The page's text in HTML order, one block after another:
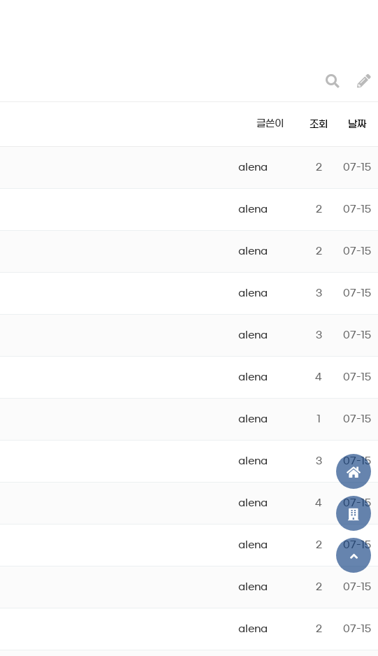
글쓴이 조회 날짜
alena 2 07-15
alena 2 07-15
alena 2 07-15
alena 3 07-15
alena 3 07-15
alena 4 07-15
alena 07-15
alena 3 07-15
alena 4 07-15
alena 2 07-15
alena 2 07-15
alena 2 07-15